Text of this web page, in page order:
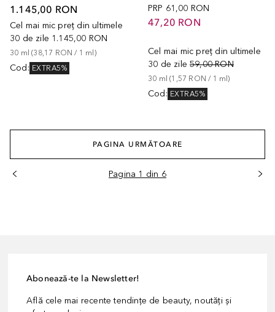
1.145,00 RON
Cel mai mic preț din ultimele
30 de zile 1.145,00 RON
30 ml (38,17 RON / 1 ml )
Cod : EXTRA5%
PRP 61,00 RON
47,20 RON
Cel mai mic preț din ultimele
30 de zile 59,00 RON
30 ml (1,57 RON / 1 ml)
Cod : EXTRA5%
PAGINA URMĂTOARE
Pagina 1 din 6
Abonează-te la Newsletter!
Află cele mai recente tendințe de beauty, noutăți și